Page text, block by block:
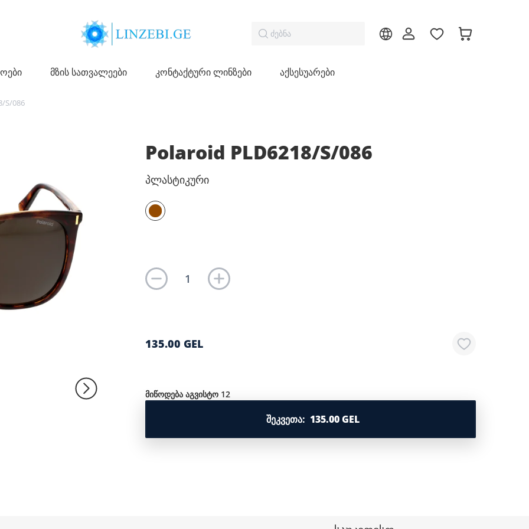
ძებნა
მზის სათვალეები კონტაქტური ლინზები აქსესუარები
S/086
Polaroid PLD6218/S/086
პლასტიკური
135.00 GEL
მიწოდება აგვისტო 12
ᲨᲔᲙᲕᲔᲗᲐ: 135.00 GEL